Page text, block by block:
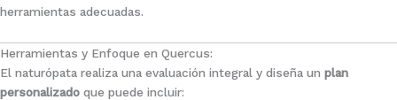
herramientas adecuadas.
Herramientas y Enfoque en Quercus:
El naturópata realiza una evaluación integral y diseña un plan
personalizado que puede incluir: